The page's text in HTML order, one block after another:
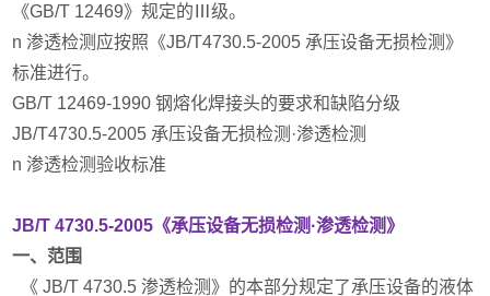
《GB/T 12469》规定的Ⅲ级。
n 渗透检测应按照《JB/T4730.5-2005 承压设备无损检测》
标准进行。
GB/T 12469-1990钢熔化焊接头的要求和缺陷分级
JB/T4730.5-2005 承压设备无损检测·渗透检测
n 渗透检测验收标准
JB/T 4730.5-2005《承压设备无损检测·渗透检测》
一、范围
《 JB/T 4730.5 渗透检测》的本部分规定了承压设备的液体